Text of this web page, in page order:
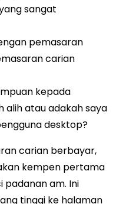
sangat
pemasaran
carian
kepada
alih atau adakah saya
desktop?
carian berbayar,
kempen pertama
padanan am. Ini
tinggi ke halaman